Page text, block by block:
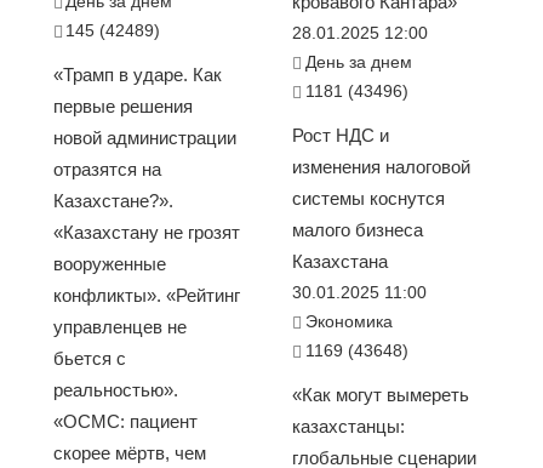
145 (42489)
«Трамп в ударе. Как
первые решения
новой администрации
отразятся на
Казахстане?».
«Казахстану не грозят
вооруженные
конфликты». «Рейтинг
управленцев не
бьется с
реальностью».
«ОСМС: пациент
скорее мёртв, чем
28.01.2025 12:00
День за днем
1181 (43496)
Рост НДС и
изменения налоговой
системы коснутся
малого бизнеса
Казахстана
30.01.2025 11:00
Экономика
1169 (43648)
«Как могут вымереть
казахстанцы:
глобальные сценарии